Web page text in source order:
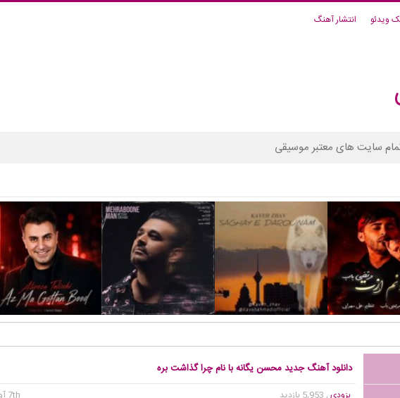
ویدئو انتشار آهنگ
سایت های معتبر موسیقی
دانلود آهنگ جدید محسن یگانه با نام چرا گذاشت بره
بزودی, 5,953 بازدید 7th آوریل 2016